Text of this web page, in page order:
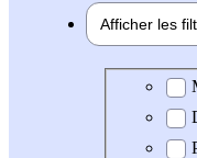
Afficher les